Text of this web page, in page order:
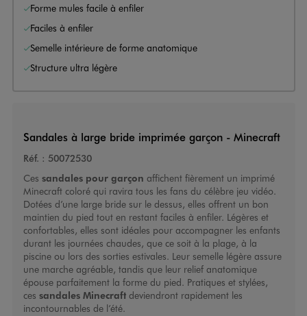
Forme mules facile à enfiler
Faciles à enfiler
Semelle intérieure de forme anatomique
Structure ultra légère
Sandales à large bride imprimée garçon - Minecraft
Réf. : 50072530
Ces sandales pour garçon affichent fièrement un imprimé
Minecraft coloré qui ravira tous les fans du célèbre jeu vidéo.
Dotées d’une large bride sur le dessus, elles offrent un bon
maintien du pied tout en restant faciles à enfiler. Légères et
confortables, elles sont idéales pour accompagner les enfants
durant les journées chaudes, que ce soit à la plage, à la
piscine ou lors des sorties estivales. Leur semelle légère assure
une marche agréable, tandis que leur relief anatomique
épouse parfaitement la forme du pied. Pratiques et stylées,
ces sandales Minecraftdeviendront rapidement les
incontournables de l’été.